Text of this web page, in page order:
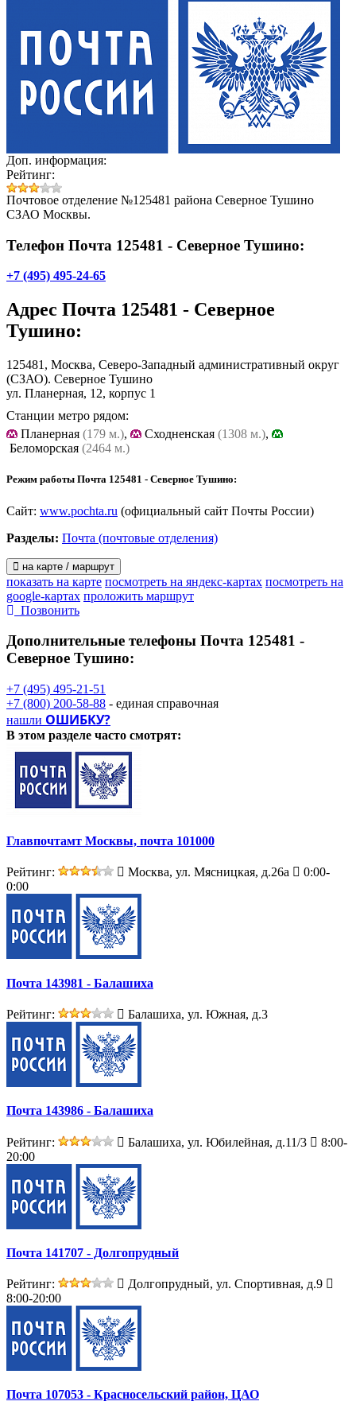
Доп. информация:
Рейтинг:
Почтовое отделение №125481 района Северное Тушино
СЗАО Москвы.
Телефон Почта 125481 - Северное Тушино:
+7 (495) 495-24-65
Адрес Почта 125481 - Северное
Тушино:
125481, Москва, Северо-Западный административный округ
(СЗАО). Северное Тушино
ул. Планерная, 12, корпус 1
Станции метро рядом:
Планерная (179 м.), Cходненская (1308 м.),
Беломорская (2464 м.)
Режим работы Почта 125481 - Северное Тушино:
Сайт: www.pochta.ru (официальный сайт Почты России)
Разделы: Почта (почтовые отделения)
на карте / маршрут
показать на карте посмотреть на яндекс-картах посмотреть на
google-картах проложить маршрут
Позвонить
Дополнительные телефоны Почта 125481 -
Северное Тушино:
+7 (495) 495-21-51
+7 (800) 200-58-88 - единая справочная
нашли ОШИБКУ?
В этом разделе часто смотрят:
Главпочтамт Москвы, почта 101000
Рейтинг: Москва, ул. Мясницкая, д.26а
0:00-
0:00
Почта 143981 - Балашиха
Рейтинг: Балашиха, ул. Южная, д.3
Почта 143986 - Балашиха
Рейтинг: Балашиха, ул. Юбилейная, д.11/3
8:00-
20:00
Почта 141707 - Долгопрудный
Рейтинг:
Долгопрудный, ул. Спортивная, д.9
8:00-20:00
Почта 107053 - Красносельский район, ЦАО